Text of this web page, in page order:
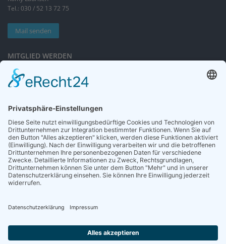
Tel.: 030 / 52 13 72 75
Mail senden
MITGLIED WERDEN
Sieben gute Gründe
für Ihre Mitgliedschaft
NEWSLETTER
Neuigkeiten rund um die Geriatrie und die DGG – regelmäßig in Ihrem
Postfach.
Die Zeitschrift für Gerontologie und Geriatrie informiert über Neues aus